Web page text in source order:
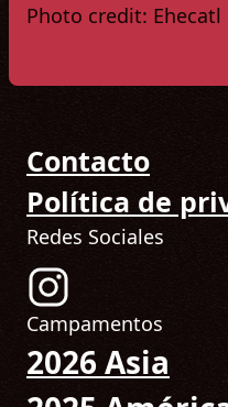
Photo credit: Ehecatl
Contacto
Política de
Redes Sociales
Síguenos en
Campamentos
2026 Asia